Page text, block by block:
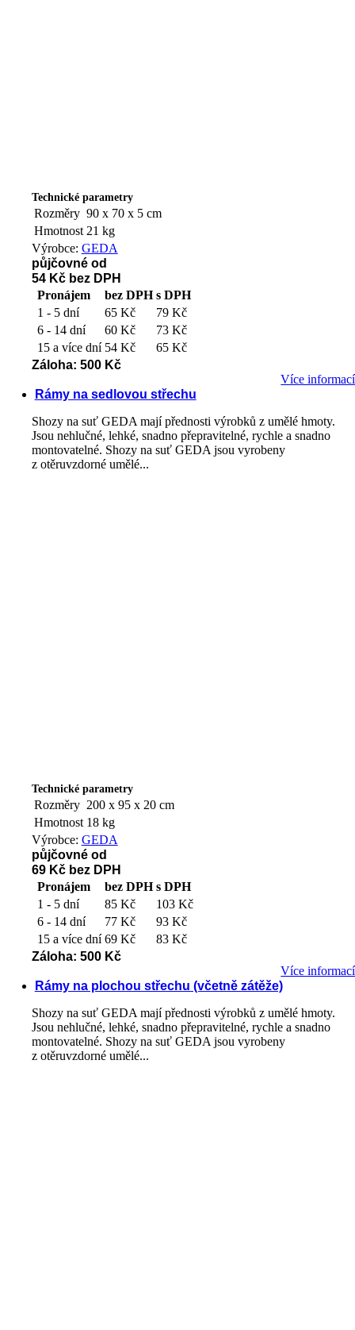
Technické parametry
Rozměry 90 x 70 x 5 cm
Hmotnost 21 kg
Výrobce: GEDA
půjčovné od
54 Kčbez DPH
Pronájem
bez DPH s DPH
1 - 5 dní
65 Kč
79 Kč
6 - 14 dní
60 Kč
73 Kč
15 a více dní 54 Kč
65 Kč
Záloha: 500 Kč
Více informací
Rámy na sedlovou střechu
Shozy na suť GEDA mají přednosti výrobků z umělé hmoty.
Jsou nehlučné, lehké, snadno přepravitelné, rychle a snadno
montovatelné. Shozy na suť GEDA jsou vyrobeny
z otěruvzdorné umělé...
Technické parametry
Rozměry 200 x 95 x 20 cm
Hmotnost 18 kg
Výrobce: GEDA
půjčovné od
69 Kčbez DPH
Pronájem
bez DPH s DPH
1 - 5 dní
85 Kč
103 Kč
6 - 14 dní
77 Kč
93 Kč
15 a více dní 69 Kč
83 Kč
Záloha: 500 Kč
Více informací
Rámy na plochou střechu (včetně zátěže)
Shozy na suť GEDA mají přednosti výrobků z umělé hmoty.
Jsou nehlučné, lehké, snadno přepravitelné, rychle a snadno
montovatelné. Shozy na suť GEDA jsou vyrobeny
z otěruvzdorné umělé...